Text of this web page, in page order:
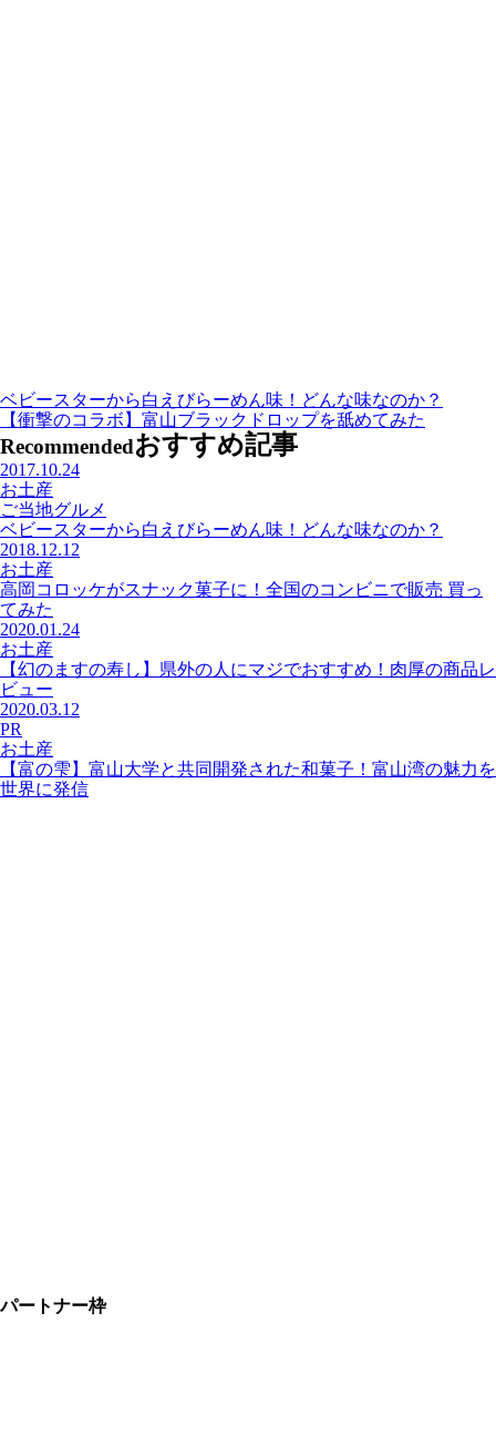
ベビースターから白えびらーめん味！どんな味なのか？
【衝撃のコラボ】富山ブラックドロップを舐めてみた
Recommendedおすすめ記事
2017.10.24
お土産
ご当地グルメ
ベビースターから白えびらーめん味！どんな味なのか？
2018.12.12
お土産
高岡コロッケがスナック菓子に！全国のコンビニで販売 買っ
てみた
2020.01.24
お土産
【幻のますの寿し】県外の人にマジでおすすめ！肉厚の商品レ
ビュー
2020.03.12
PR
お土産
【富の雫】富山大学と共同開発された和菓子！富山湾の魅力を
世界に発信
パートナー枠